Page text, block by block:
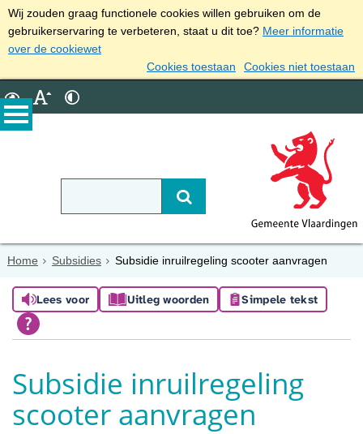
Wij zouden graag functionele cookies willen gebruiken om de
gebruikerservaring te verbeteren, staat u dit toe? Meer informatie
over de cookiewet
Cookies toestaan
Cookies niet toestaan
Home Subsidies Subsidie inruilregeling scooter aanvragen
Lees voor Uitleg woorden Simpele tekst
Subsidie inruilregeling
scooter aanvragen